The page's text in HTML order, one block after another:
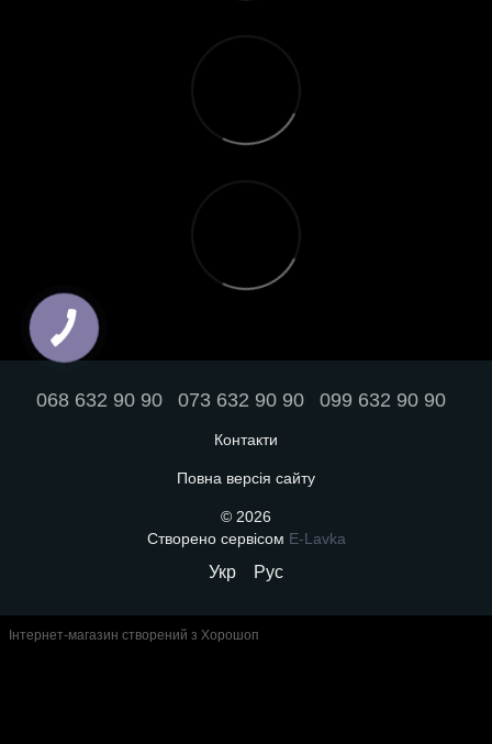
068 632 90 90 073 632 90 90 099 632 90 90
Контакти
Повна версія сайту
© 2026
Створено сервісом E-Lavka
Укр Рус
Інтернет-магазин створений з Хорошоп